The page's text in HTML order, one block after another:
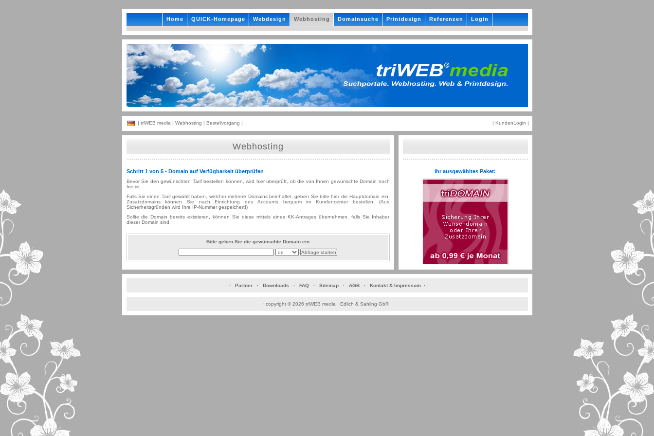
Home QUICK-Homepage Webdesign Webhosting Domainsuche Printdesign Referenzen Login
| triWEB media | Webhosting | Bestellvorgang | | KundenLogin |
Webhosting
Schritt 1 von 5 - Domain auf Verfügbarkeit überprüfen
Bevor Sie den gewünschten Tarif bestellen können, wird hier überprüft, ob die von Ihnen gewünschte Domain noch
frei ist.
Falls Sie einen Tarif gewählt haben, welcher mehrere Domains beinhaltet, geben Sie bitte hier die Hauptdomain ein.
Zusatzdomains können Sie nach Einrichtung des Accounts bequem im Kundencenter bestellen. (Aus
Sicherheitsgründen wird Ihre IP-Nummer gespeichert!)
Sollte die Domain bereits existieren, können Sie diese mittels eines KK-Antrages übernehmen, falls Sie Inhaber
dieser Domain sind.
Bitte geben Sie die gewünschte Domain ein
Ihr ausgewähltes Paket:
· Partner· Downloads · FAQ· Sitemap· AGB· Kontakt & Impressum·
· copyright © 2026 triWEB media · Edlich & Sahling GbR·